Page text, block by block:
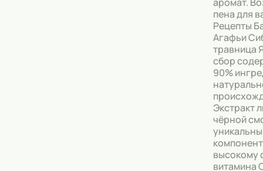
пена для
Рецепты
Агафьи
травница
сбор
90%
Экстракт
чёрной
высокому
витамина